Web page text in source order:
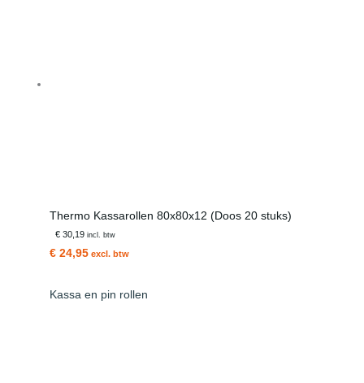
Thermo Kassarollen 80x80x12 (Doos 20 stuks)
€ 30,19incl. btw
€ 24,95 excl. btw
Kassa en pin rollen